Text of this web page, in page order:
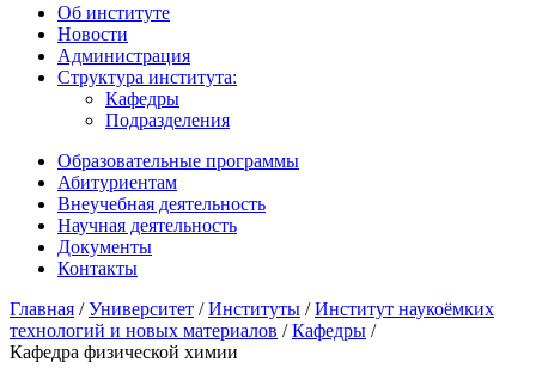
Об институте
Новости
Администрация
Структура института:
Кафедры
Подразделения
Образовательные программы
Абитуриентам
Внеучебная деятельность
Научная деятельность
Документы
Контакты
Главная /Университет /Институты /Институт наукоёмких
технологий и новых материалов /Кафедры /
Кафедра физической химии